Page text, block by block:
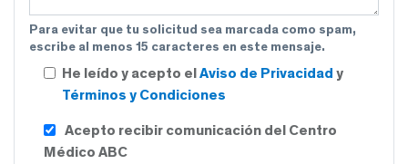
Para evitar que tu solicitud sea marcada como spam,
escribe al menos 15 caracteres en este mensaje.
He leído y acepto elAviso de Privacidad y
Términos y Condiciones
Acepto recibir comunicación del Centro
Médico ABC